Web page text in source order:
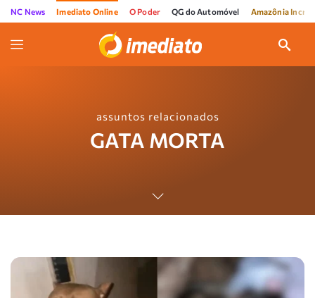
NC News Imediato Online O Poder QG do Automóvel Amazônia
assuntos relacionados
GATA MORTA